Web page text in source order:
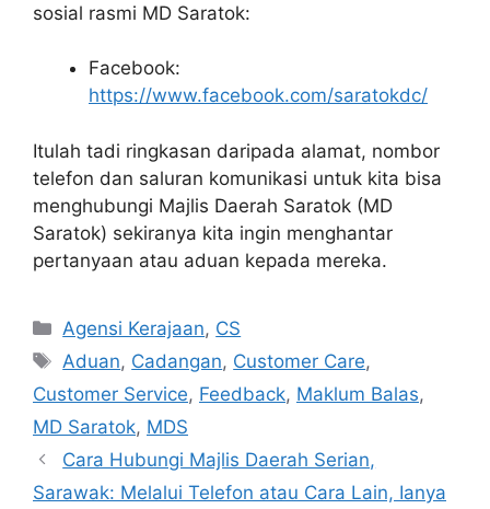
sosial rasmi MD Saratok:
Facebook:
https://www.facebook.com/saratokdc/
Itulah tadi ringkasan daripada alamat, nombor
telefon dan saluran komunikasi untuk kita bisa
menghubungi Majlis Daerah Saratok (MD
Saratok) sekiranya kita ingin menghantar
pertanyaan atau aduan kepada mereka.
Categories
Agensi Kerajaan, CS
Tags
Aduan, Cadangan, Customer Care,
Customer Service, Feedback, Maklum Balas,
MD Saratok, MDS
Cara Hubungi Majlis Daerah Serian,
Sarawak: Melalui Telefon atau Cara Lain, Ianya